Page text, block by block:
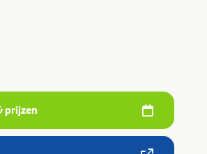
prijzen